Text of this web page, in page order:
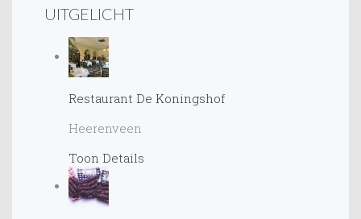
UITGELICHT
Restaurant De Koningshof
Heerenveen
Toon Details